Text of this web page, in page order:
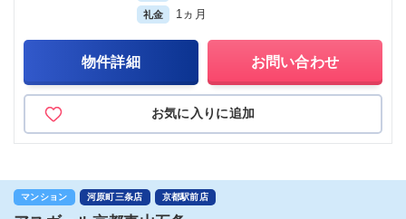
礼金 1ヵ月
物件詳細 お問い合わせ
お気に入りに追加
マンション 河原町三条店 京都駅前店